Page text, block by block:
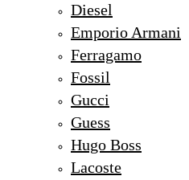
Diesel
Emporio Armani
Ferragamo
Fossil
Gucci
Guess
Hugo Boss
Lacoste